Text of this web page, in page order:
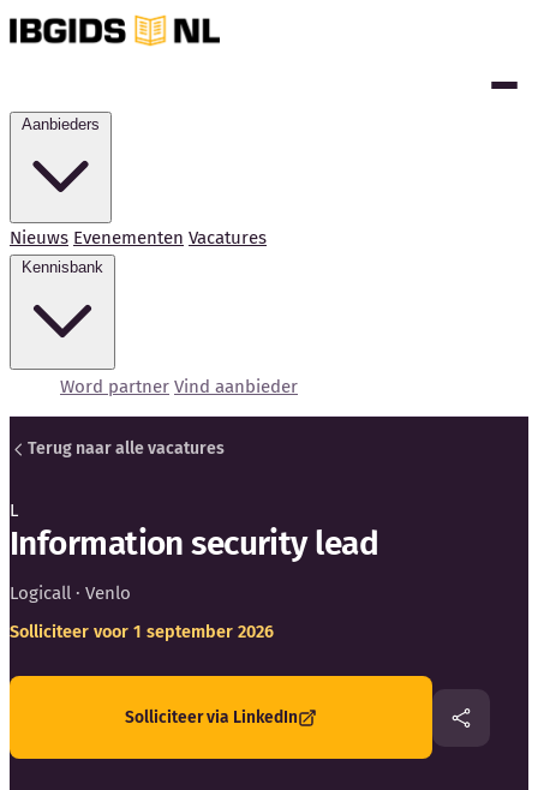
Nieuws Evenementen Vacatures
Word partner Vind aanbieder
Blog
Terug naar alle vacatures
L
Information security lead
Logicall · Venlo
Solliciteer voor 1 september 2026
Solliciteer via LinkedIn